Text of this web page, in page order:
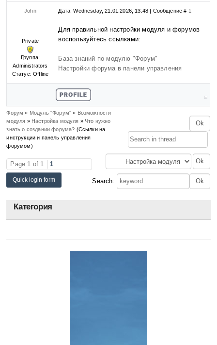
John Дата: Wednesday, 21.01.2026, 13:48 | Сообщение # 1
Private
Группа:
Administrators
Статус:Offline
Для правильной настройки модуля и форумов
воспользуйтесь ссылками:
База знаний по модулю "Форум"
Настройки форума в панели управления
Форум » Модуль "Форум" » Возможности
модуля » Настройка модуля » Что нужно
знать о создании форума? (Ссылки на
инструкции и панель управления
форумом)
Page 1 of 1 1
Search:
Категория